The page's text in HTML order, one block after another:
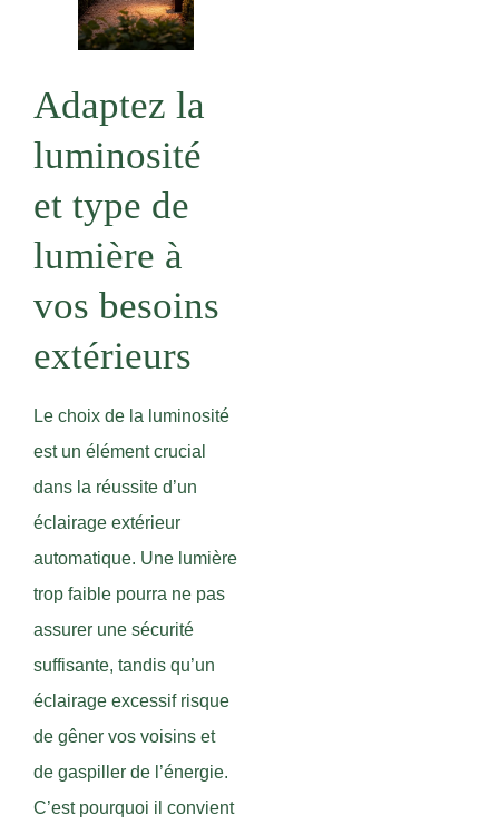
Adaptez la
luminosité
et type de
lumière à
vos besoins
extérieurs
Le choix de la luminosité
est un élément crucial
dans la réussite d’un
éclairage extérieur
automatique. Une lumière
trop faible pourra ne pas
assurer une sécurité
suffisante, tandis qu’un
éclairage excessif risque
de gêner vos voisins et
de gaspiller de l’énergie.
C’est pourquoi il convient